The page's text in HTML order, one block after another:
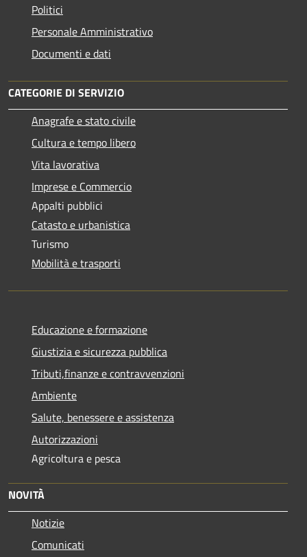
Politici
Personale Amministrativo
Documenti e dati
CATEGORIE DI SERVIZIO
Anagrafe e stato civile
Cultura e tempo libero
Vita lavorativa
Imprese e Commercio
Appalti pubblici
Catasto e urbanistica
Turismo
Mobilità e trasporti
Educazione e formazione
Giustizia e sicurezza pubblica
Tributi,finanze e contravvenzioni
Ambiente
Salute, benessere e assistenza
Autorizzazioni
Agricoltura e pesca
NOVITÀ
Notizie
Comunicati